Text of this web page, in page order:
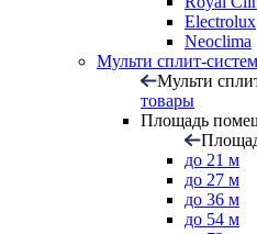
Electrolux
Neoclima
Мульти сплит-
Мульти
товары
Площадь
до 21 м
до 27 м
до 36 м
до 54 м